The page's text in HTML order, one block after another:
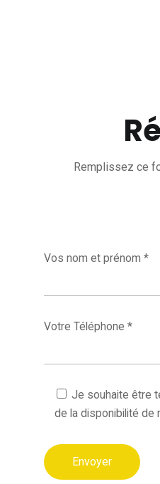
Remplissez ce
Vos nom et prénom *
Votre Téléphone *
Je souhaite être
de la disponibilité de